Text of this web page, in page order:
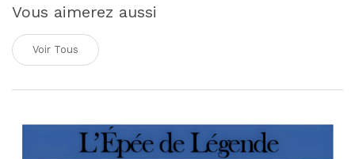
Vous aimerez aussi
Voir Tous